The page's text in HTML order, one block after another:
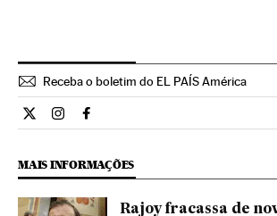
Receba o boletim do EL PAÍS América
Opiniao El País Brasil en Twitter
Opiniao El País Brasil en Instagram
Opiniao El País Brasil en
MAIS INFORMAÇÕES
Rajoy fracassa de